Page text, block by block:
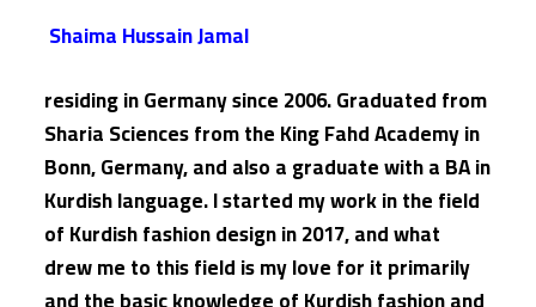
Shaima Hussain Jamal
residing in Germany since 2006. Graduated from
Sharia Sciences from the King Fahd Academy in
Bonn, Germany, and also a graduate with a BA in
Kurdish language. I started my work in the field
of Kurdish fashion design in 2017, and what
drew me to this field is my love for it primarily